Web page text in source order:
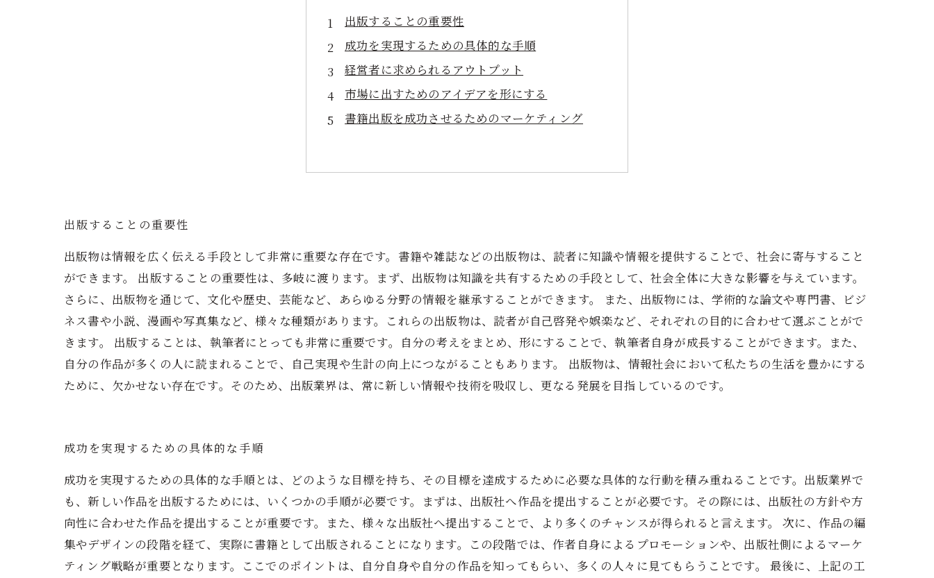
出版することの重要性
成功を実現するための具体的な手順
経営者に求められるアウトプット
市場に出すためのアイデアを形にする
書籍出版を成功させるためのマーケティング
出版することの重要性
出版物は情報を広く伝える手段として非常に重要な存在です。書籍や雑誌などの出版物は、読者に知識や情報を提供することで、社会に寄与すること
ができます。 出版することの重要性は、多岐に渡ります。まず、出版物は知識を共有するための手段として、社会全体に大きな影響を与えています。
さらに、出版物を通じて、文化や歴史、芸能など、あらゆる分野の情報を継承することができます。 また、出版物には、学術的な論文や専門書、ビジ
ネス書や小説、漫画や写真集など、様々な種類があります。これらの出版物は、読者が自己啓発や娯楽など、それぞれの目的に合わせて選ぶことがで
きます。 出版することは、執筆者にとっても非常に重要です。自分の考えをまとめ、形にすることで、執筆者自身が成長することができます。また、
自分の作品が多くの人に読まれることで、自己実現や生計の向上につながることもあります。 出版物は、情報社会において私たちの生活を豊かにする
ために、欠かせない存在です。そのため、出版業界は、常に新しい情報や技術を吸収し、更なる発展を目指しているのです。
成功を実現するための具体的な手順
成功を実現するための具体的な手順とは、どのような目標を持ち、その目標を達成するために必要な具体的な行動を積み重ねることです。出版業界で
も、新しい作品を出版するためには、いくつかの手順が必要です。まずは、出版社へ作品を提出することが必要です。その際には、出版社の方針や方
向性に合わせた作品を提出することが重要です。また、様々な出版社へ提出することで、より多くのチャンスが得られると言えます。 次に、作品の編
集やデザインの段階を経て、実際に書籍として出版されることになります。この段階では、作者自身によるプロモーションや、出版社側によるマーケ
ティング戦略が重要となります。ここでのポイントは、自分自身や自分の作品を知ってもらい、多くの人々に見てもらうことです。 最後に、上記の工